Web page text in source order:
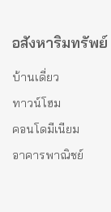
อสังหาริมทรัพย์
บ้านเดี่ยว
ทาวน์โฮม
คอนโดมีเนียม
อาคารพาณิชย์